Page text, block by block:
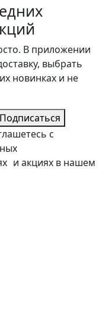
В приложении
выбрать
новинках и не
Подписаться
с
и акциях в нашем